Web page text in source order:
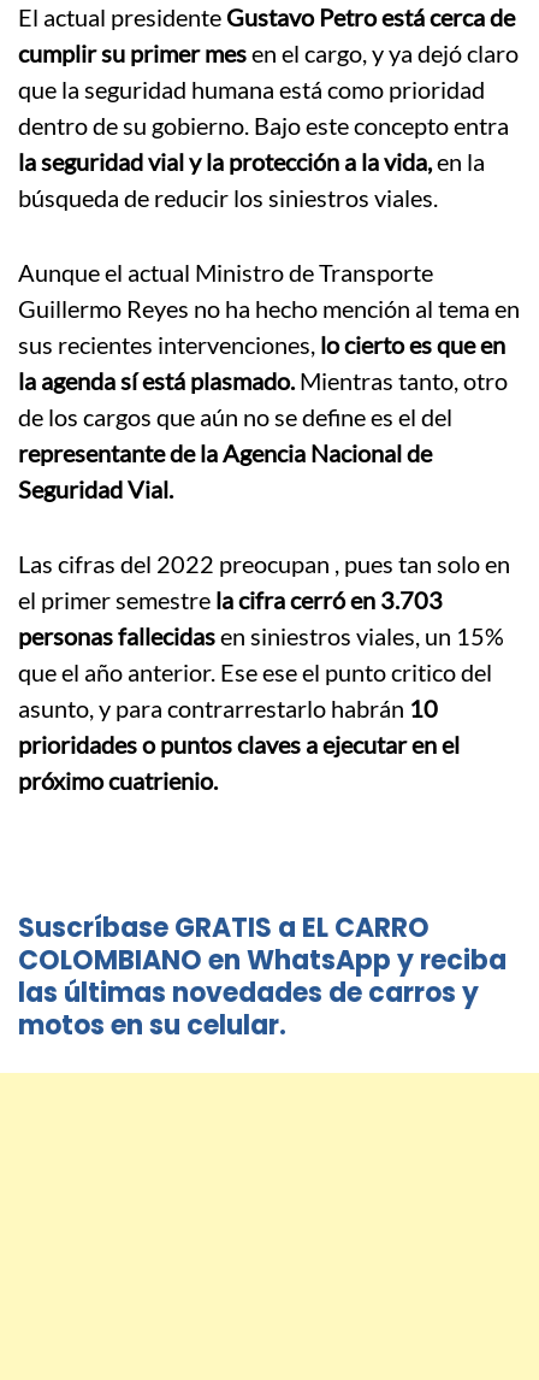
El actual presidente Gustavo Petro está cerca de
cumplir su primer mesen el cargo, y ya dejó claro
que la seguridad humana está como prioridad
dentro de su gobierno. Bajo este concepto entra
la seguridad vial y la protección a la vida,en la
búsqueda de reducir los siniestros viales.
Aunque el actual Ministro de Transporte
Guillermo Reyes no ha hecho mención al tema en
sus recientes intervenciones, lo cierto es que en
la agenda sí está plasmado.Mientras tanto, otro
de los cargos que aún no se define es el del
representante de la Agencia Nacional de
Seguridad Vial.
Las cifras del 2022 preocupan , pues tan solo en
el primer semestre la cifra cerró en 3.703
personas fallecidasen siniestros viales, un 15%
que el año anterior. Ese ese el punto critico del
asunto, y para contrarrestarlo habrán 10
prioridades o puntos claves a ejecutar en el
próximo cuatrienio.
Suscríbase GRATIS a EL CARRO
COLOMBIANO en WhatsApp y reciba
las últimas novedades de carros y
motos en su celular.